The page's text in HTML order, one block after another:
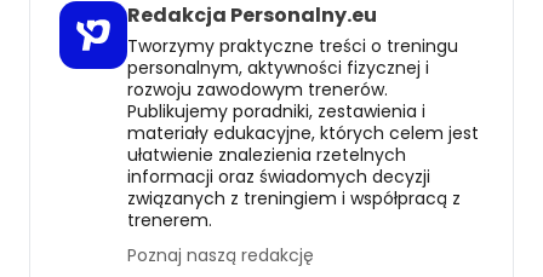
Redakcja Personalny.eu
Tworzymy praktyczne treści o treningu
personalnym, aktywności fizycznej i
rozwoju zawodowym trenerów.
Publikujemy poradniki, zestawienia i
materiały edukacyjne, których celem jest
ułatwienie znalezienia rzetelnych
informacji oraz świadomych decyzji
związanych z treningiem i współpracą z
trenerem.
Poznaj naszą redakcję